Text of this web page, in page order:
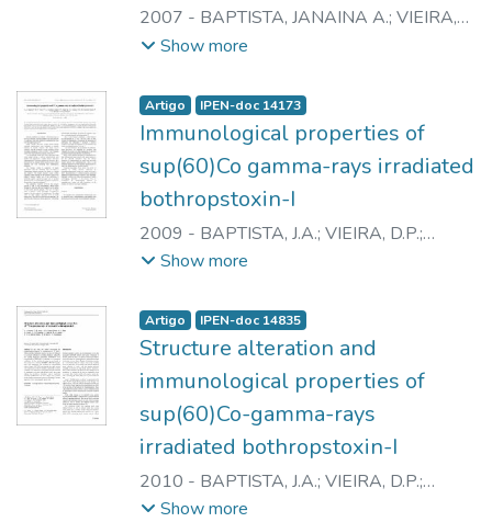
2007 - BAPTISTA, JANAINA A.; VIEIRA,
DANIEL P.;GALISTEO JUNIOR, ANDRES
PRISCILA;CASARE, MURILO
JUNIOR, HEITOR F. de
SPENCER,
NASCIMENTO, NANCI do
Show more
Artigo IPEN-doc 14173
Immunological properties of
sup(60)Co gamma-rays irradiated
bothropstoxin-I
2009 - BAPTISTA, J.A.; VIEIRA, D.P.;
GALISTEO JUNIOR, A.J.
SPENCER, P.J.;NASCIMENTO, N.
Show more
Artigo IPEN-doc 14835
Structure alteration and
immunological properties of
sup(60)Co-gamma-rays
irradiated bothropstoxin-I
2010 - BAPTISTA, J.A.; VIEIRA, D.P.;
GALISTEO JUNIOR, A.J.
Show more